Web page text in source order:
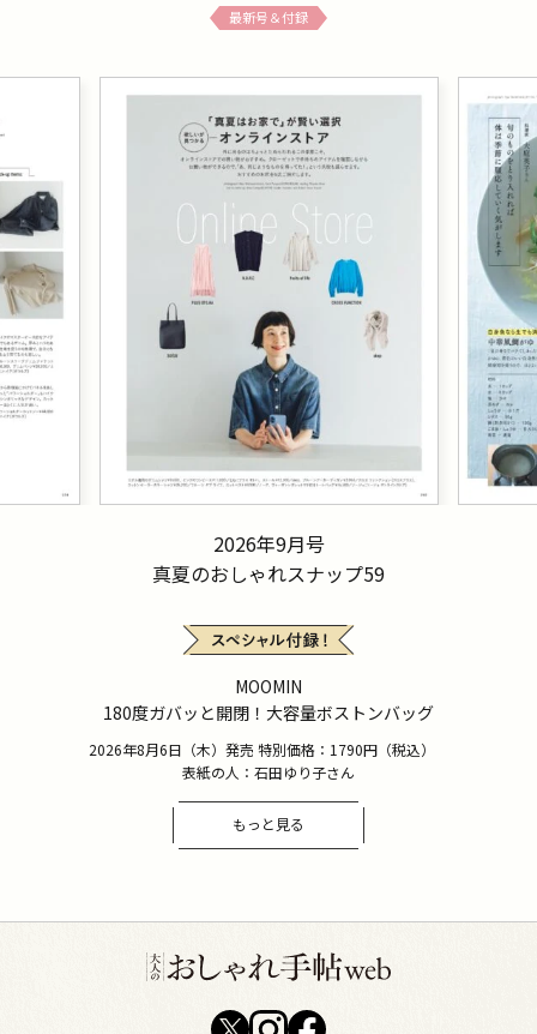
最新号＆付録
2026年9月号
真夏のおしゃれスナップ59
MOOMIN
180度ガバッと開閉！大容量ボストンバッグ
2026年8月6日（木）発売 特別価格：1790円（税込）
表紙の人：石田ゆり子さん
もっと見る